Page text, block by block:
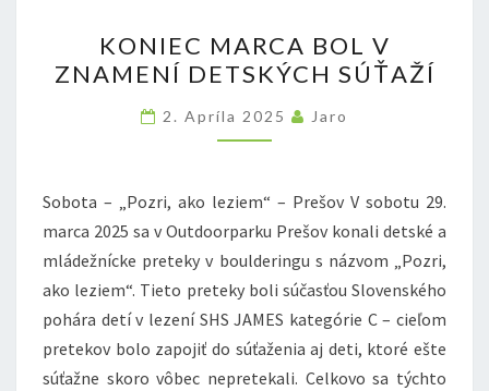
MARCA
BOL
V
ZNAMENÍ
SÚŤAŽÍ
KONIEC MARCA BOL V
ZNAMENÍ DETSKÝCH SÚŤAŽÍ
2. Apríla 2025 Jaro
Sobota – „Pozri, ako leziem“ – Prešov V sobotu 29.
marca 2025 sa v Outdoorparku Prešov konali detské a
mládežnícke preteky v boulderingu s názvom „Pozri,
ako leziem“. Tieto preteky boli súčasťou Slovenského
pohára detí v lezení SHS JAMES kategórie C – cieľom
pretekov bolo zapojiť do súťaženia aj deti, ktoré ešte
súťažne skoro vôbec nepretekali. Celkovo sa týchto